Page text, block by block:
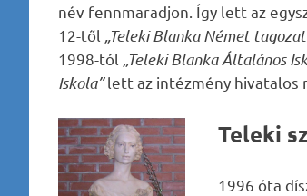
név fennmaradjon. Így lett az
12-től „Teleki Blanka Német
1998-tól „Teleki Blanka Általános
Iskola”lett az intézmény hivatalos
Teleki
1996 óta